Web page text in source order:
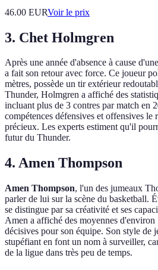
46.00 EURVoir le prix
3. Chet Holmgren
Après une année d'absence à cause
a fait son retour avec force. Ce joueur
mètres, possède un tir extérieur
Thunder, Holmgren a affiché des
incluant plus de 3 contres par match en
compétences défensives et offensives le
précieux. Les experts estiment qu'il
futur du Thunder.
4. Amen Thompson
Amen Thompson, l'un des jumeaux
parler de lui sur la scène du basketball.
se distingue par sa créativité et ses
Amen a affiché des moyennes d'environ
décisives pour son équipe. Son style de
stupéfiant en font un nom à surveiller,
de la ligue dans très peu de temps.